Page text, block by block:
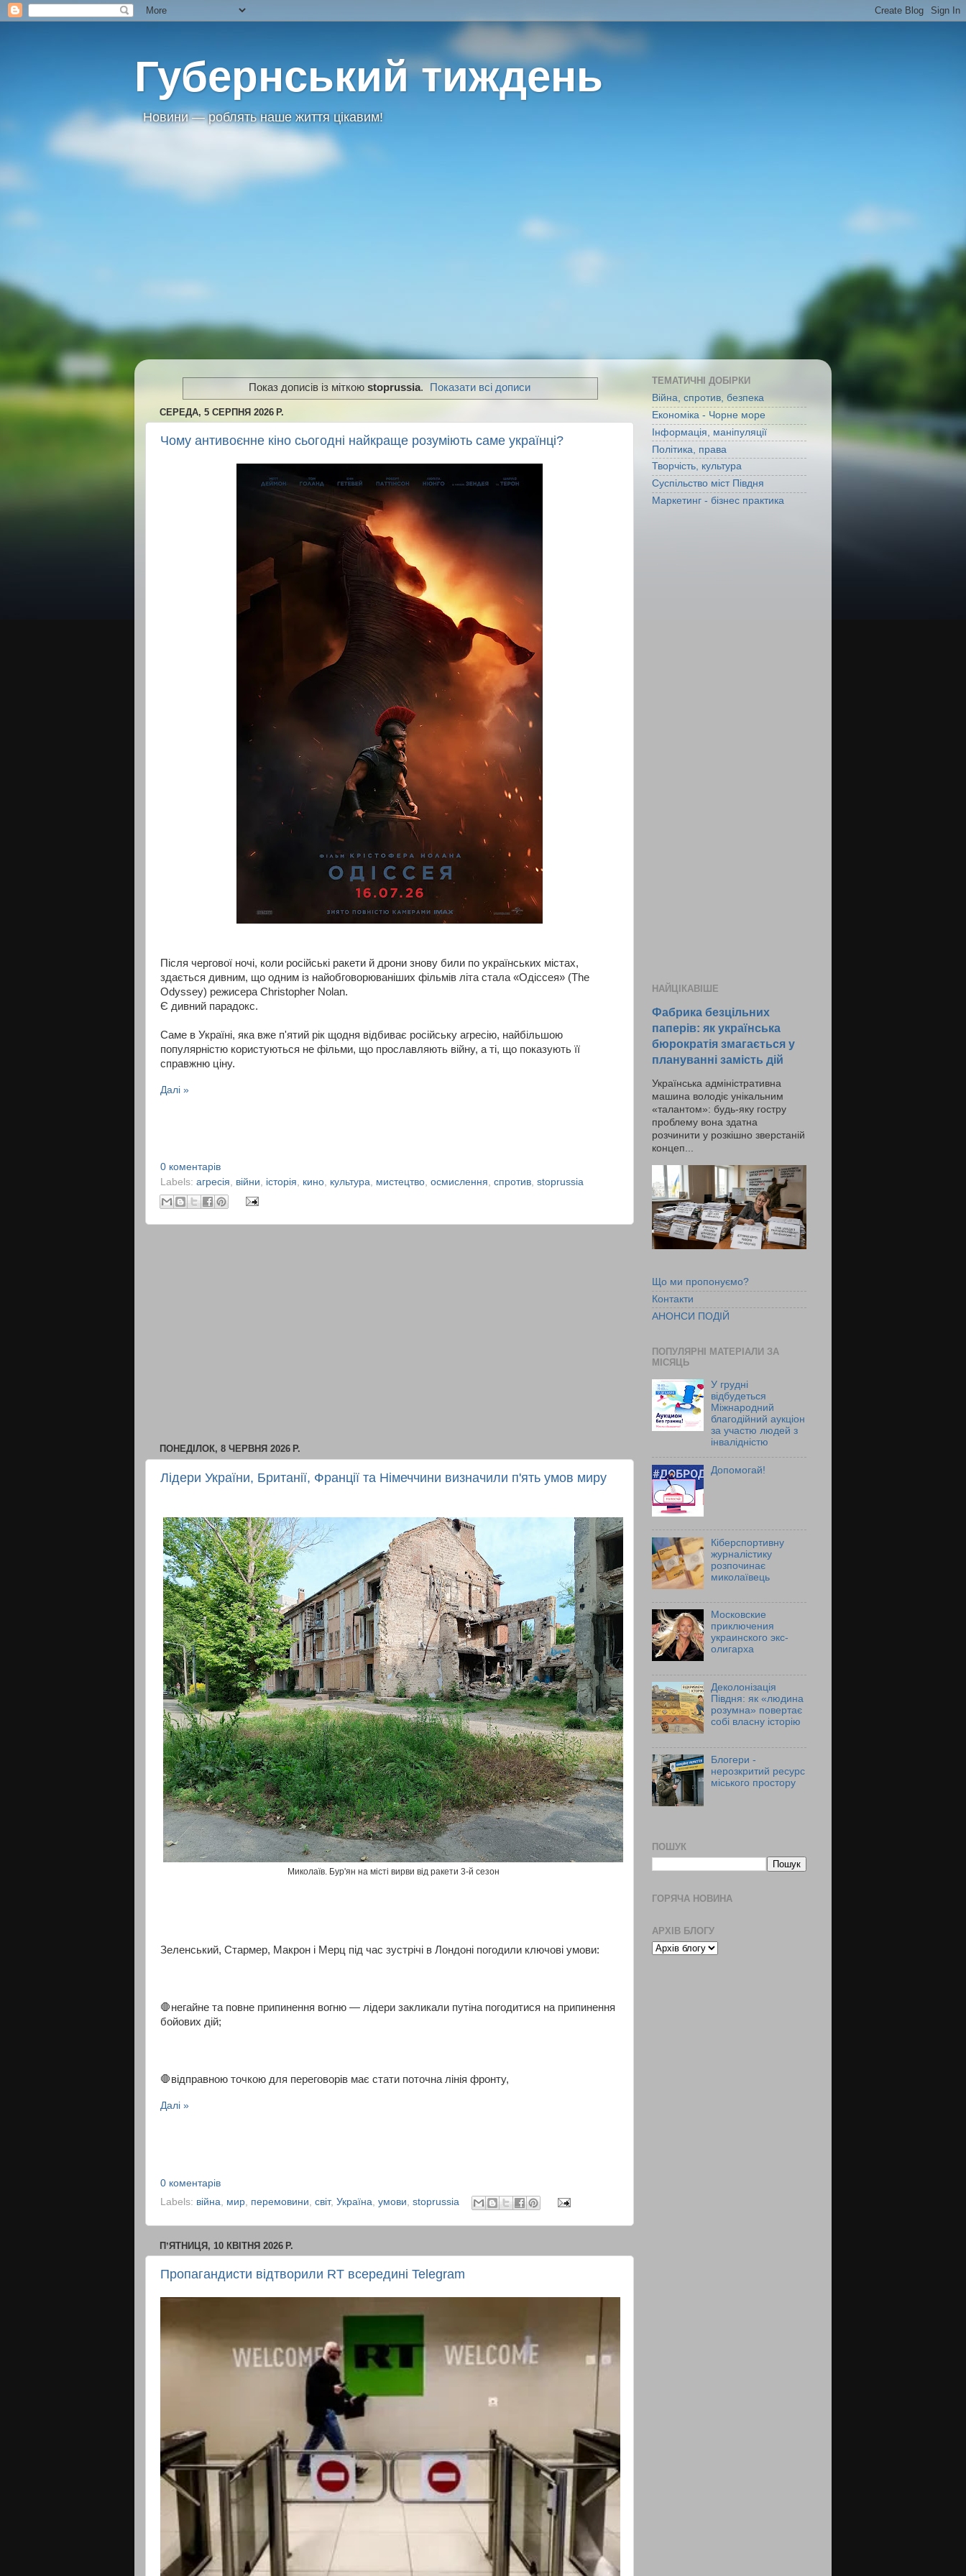
Губернський тиждень
Новини — роблять наше життя цікавим!
Показ дописів із міткою stoprussia. Показати всі дописи
СЕРЕДА, 5 СЕРПНЯ 2026 Р.
Чому антивоєнне кіно сьогодні найкраще розуміють саме українці?
Після чергової ночі, коли російські ракети й дрони знову били по українських містах,
здається дивним, що одним із найобговорюваніших фільмів літа стала «Одіссея» (The
Odyssey) режисера Christopher Nolan.
Є дивний парадокс.
Саме в Україні, яка вже п'ятий рік щодня відбиває російську агресію, найбільшою
популярністю користуються не фільми, що прославляють війну, а ті, що показують її
справжню ціну.
Далі »
0 коментарів
Labels: агресія, війни, історія, кино, культура, мистецтво, осмислення, спротив, stoprussia
ПОНЕДІЛОК, 8 ЧЕРВНЯ 2026 Р.
Лідери України, Британії, Франції та Німеччини визначили п'ять умов миру
Миколаїв. Бур'ян на місті вирви від ракети 3-й сезон
Зеленський, Стармер, Макрон і Мерц під час зустрічі в Лондоні погодили ключові умови:
🛑негайне та повне припинення вогню — лідери закликали путіна погодитися на припинення
бойових дій;
🛑відправною точкою для переговорів має стати поточна лінія фронту,
Далі »
0 коментарів
Labels: війна, мир, перемовини, світ, Україна, умови, stoprussia
ПʼЯТНИЦЯ, 10 КВІТНЯ 2026 Р.
Пропагандисти відтворили RT всередині Telegram
ТЕМАТИЧНІ ДОБІРКИ
Війна, спротив, безпека
Економіка - Чорне море
Інформація, маніпуляції
Політика, права
Творчість, культура
Суспільство міст Півдня
Маркетинг - бізнес практика
НАЙЦІКАВІШЕ
Фабрика безцільних
паперів: як українська
бюрократія змагається у
плануванні замість дій
Українська адміністративна
машина володіє унікальним
«талантом»: будь-яку гостру
проблему вона здатна
розчинити у розкішно зверстаній
концеп...
Що ми пропонуємо?
Контакти
АНОНСИ ПОДІЙ
ПОПУЛЯРНІ МАТЕРІАЛИ ЗА
МІСЯЦЬ
У грудні
відбудеться
Міжнародний
благодійний аукціон
за участю людей з
інвалідністю
Допомогай!
Кіберспортивну
журналістику
розпочинає
миколаївець
Московские
приключения
украинского экс-
олигарха
Деколонізація
Півдня: як «людина
розумна» повертає
собі власну історію
Блогери -
нерозкритий ресурс
міського простору
ПОШУК
ГОРЯЧА НОВИНА
АРХІВ БЛОГУ